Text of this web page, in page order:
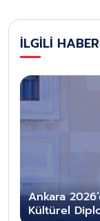
İLGİLİ
Ankara
Kültürel